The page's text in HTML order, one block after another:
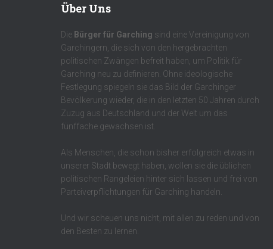
Über Uns
Die Bürger für Garching sind eine Vereinigung von
Garchingern, die sich von den hergebrachten
politischen Zwängen befreit haben, um Politik für
Garching neu zu definieren. Ohne ideologische
Festlegung spiegeln sie das Bild der Garchinger
Bevölkerung wieder, die in den letzten 50 Jahren durch
Zuzug aus Deutschland und der Welt um das
fünffache gewachsen ist.
Als Menschen, die schon bisher erfolgreich etwas in
unserer Stadt bewegt haben, wollen sie die üblichen
politischen Rangeleien hinter sich lassen und frei von
Parteiverpflichtungen für Garching handeln.
Und wir scheuen uns nicht, mit allen zu reden und von
den Besten zu lernen.